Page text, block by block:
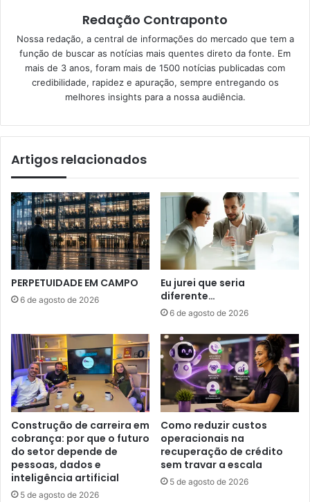
Redação Contraponto
Nossa redação, a central de informações do mercado que tem a
função de buscar as notícias mais quentes direto da fonte. Em
mais de 3 anos, foram mais de 1500 notícias publicadas com
credibilidade, rapidez e apuração, sempre entregando os
melhores insights para a nossa audiência.
Artigos relacionados
PERPETUIDADE EM CAMPO
6 de agosto de 2026
Eu jurei que seria
diferente…
6 de agosto de 2026
Construção de carreira em
cobrança: por que o futuro
do setor depende de
pessoas, dados e
inteligência artificial
5 de agosto de 2026
Como reduzir custos
operacionais na
recuperação de crédito
sem travar a escala
5 de agosto de 2026